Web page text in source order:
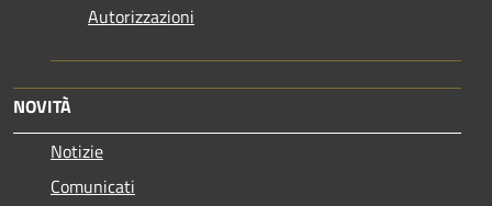
Autorizzazioni
NOVITÀ
Notizie
Comunicati